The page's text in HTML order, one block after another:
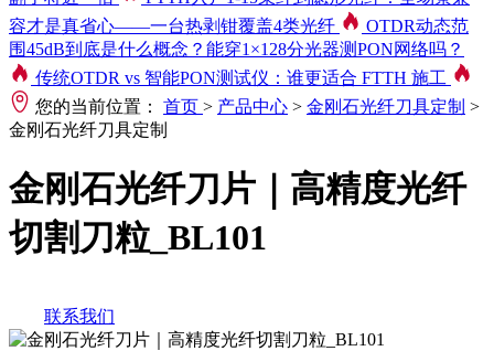
容才是真省心——一台热剥钳覆盖4类光纤
OTDR动态范
围45dB到底是什么概念？能穿1×128分光器测PON网络吗？
传统OTDR vs 智能PON测试仪：谁更适合 FTTH 施工
您的当前位置：
首页 > 产品中心 > 金刚石光纤刀具定制 >
金刚石光纤刀具定制
金刚石光纤刀片｜高精度光纤
切割刀粒_BL101
联系我们